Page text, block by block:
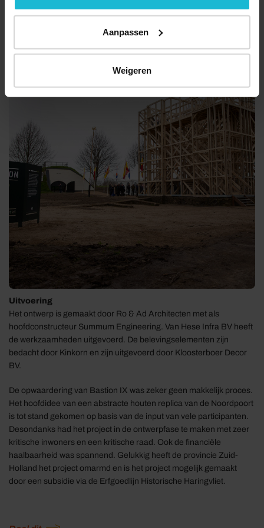
Aanpassen
Weigeren
voor een groot publiek ontsloten.
Uitvoering
Het ontwerp is gemaakt door Ro & Ad Architecten met als
hoofdconstructeur Summum Engineering. Van Hese Infra BV heeft
de werkzaamheden uitgevoerd. De belevingselementen zijn
bedacht door Kinkorn en zijn uitgevoerd door Kloosterboer Decor
BV.
De opwaardering van Bastion IX was zeker geen makkelijk proces.
Het hoofdidee van een abstracte houten replica van de Noordpoort
is tot stand gekomen op basis van de input van vele participanten.
Desondanks had het project in de ontwerpfase te maken met zeer
kritische inwoners en een kritische raad. Ook de financiële
haalbaarheid was spannend. Gelukkig heeft de provincie Zuid-
Holland het project omarmd en is het project mogelijk gemaakt
door een subsidie via de Erfgoedlijn Historische Haringvliet.